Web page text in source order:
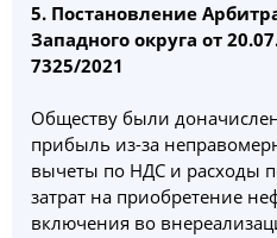
5. Постановление
Западного округа от
7325/2021
Обществу были
прибыль из-за
вычеты по НДС и расходы
затрат на приобретение
включения во